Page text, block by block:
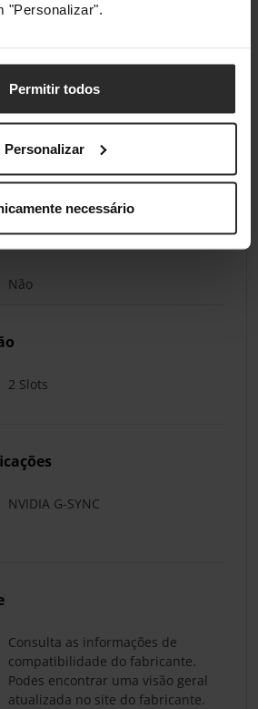
"Personalizar".
Permitir todos
Personalizar
necessário
3 x DisplayPort, 1 x HDMI
DisplayPort 2.1, HDMI 2.1
Não
2 Slots
NVIDIA G-SYNC
Consulta as informações de
compatibilidade do fabricante.
Podes encontrar uma visão geral
atualizada no site do fabricante.